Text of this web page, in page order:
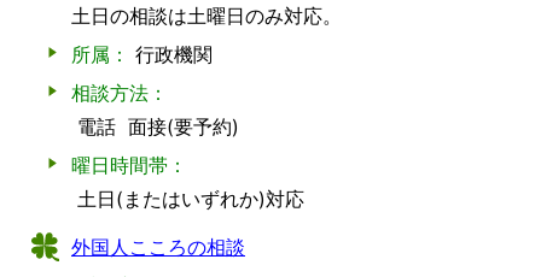
土日の相談は土曜日のみ対応。
所属： 行政機関
相談方法：
電話 面接(要予約)
曜日時間帯：
土日(またはいずれか)対応
外国人こころの相談